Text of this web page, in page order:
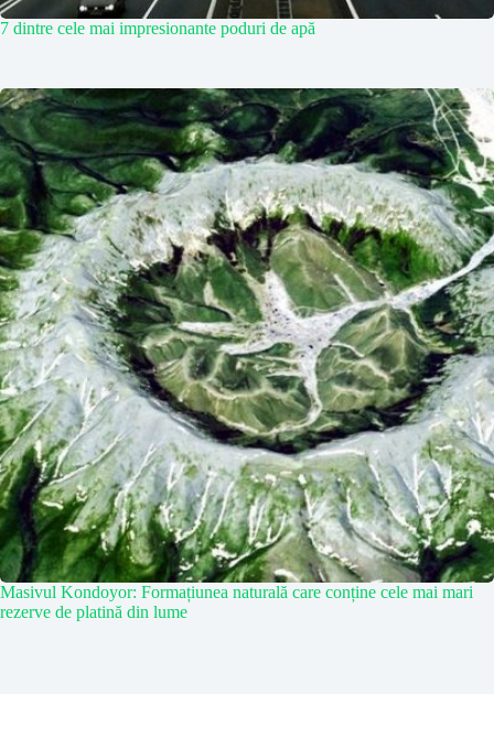
7 dintre cele mai impresionante poduri de apă
Masivul Kondoyor: Formațiunea naturală care conține cele mai mari
rezerve de platină din lume